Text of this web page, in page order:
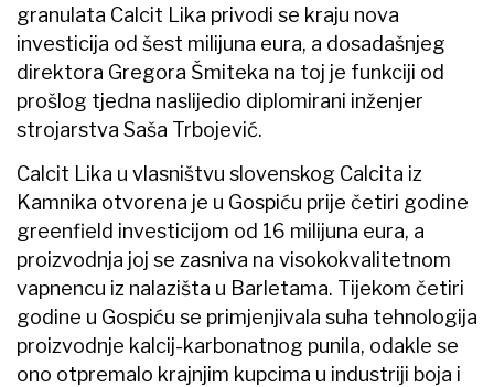
granulata Calcit Lika privodi se kraju nova
investicija od šest milijuna eura, a dosadašnjeg
direktora Gregora Šmiteka na toj je funkciji od
prošlog tjedna naslijedio diplomirani inženjer
strojarstva Saša Trbojević.
Calcit Lika u vlasništvu slovenskog Calcita iz
Kamnika otvorena je u Gospiću prije četiri godine
greenfield investicijom od 16 milijuna eura, a
proizvodnja joj se zasniva na visokokvalitetnom
vapnencu iz nalazišta u Barletama. Tijekom četiri
godine u Gospiću se primjenjivala suha tehnologija
proizvodnje kalcij-karbonatnog punila, odakle se
ono otpremalo krajnjim kupcima u industriji boja i